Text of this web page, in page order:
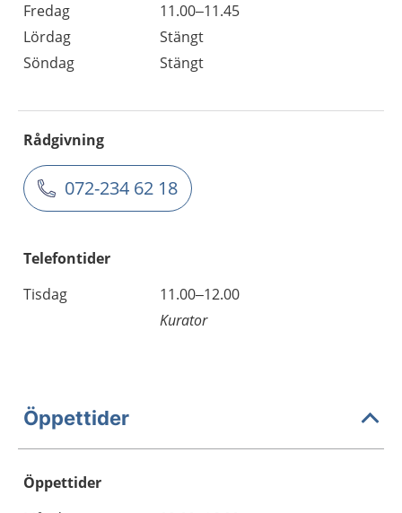
Fredag
11.00–11.45
Lördag
Stängt
Söndag
Stängt
Rådgivning
072-234 62 18
Telefontider
Tisdag
11.00–12.00
Kurator
Öppettider
Öppettider